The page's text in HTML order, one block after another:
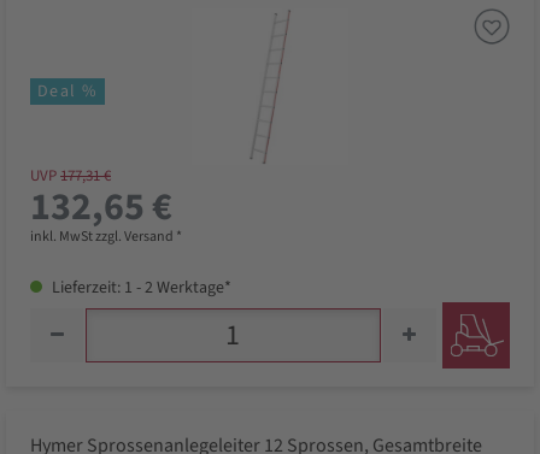
Deal %
UVP177,31 €
132,65 €
inkl. MwSt zzgl. Versand *
Lieferzeit: 1 - 2 Werktage*
Hymer Sprossenanlegeleiter 12 Sprossen, Gesamtbreite